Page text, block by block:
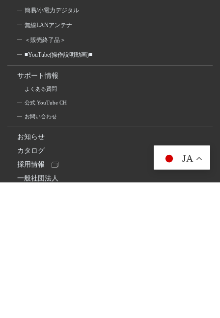
簡易/小電力デジタル
無線LANアンテナ
＜販売終了品＞
■YouTube(操作説明動画)■
サポート情報
よくある質問
公式 YouTube CH
お問い合わせ
お知らせ
カタログ
採用情報
一般社団法人
JA